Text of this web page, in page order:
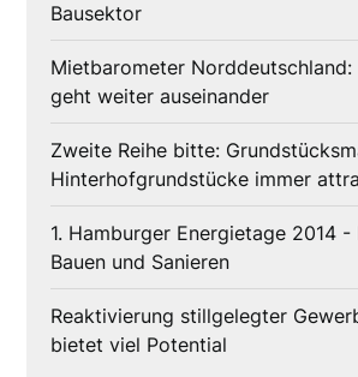
Bausektor
Mietbarometer Norddeutschland:
geht weiter auseinander
Zweite Reihe bitte:
Hinterhofgrundstücke immer
1. Hamburger Energietage 2014
Bauen und Sanieren
Reaktivierung stillgelegter
bietet viel Potential